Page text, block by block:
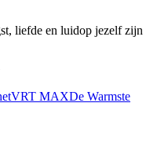
liefde en luidop jezelf zijn
VRT MAXDe Warmste